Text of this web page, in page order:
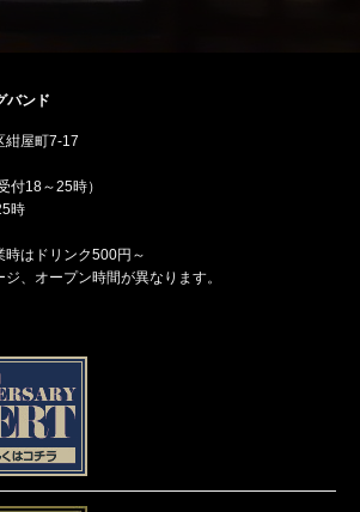
バンド
紺屋町7-17
付18～25時）
時
はドリンク500円～
、オープン時間が異なります。